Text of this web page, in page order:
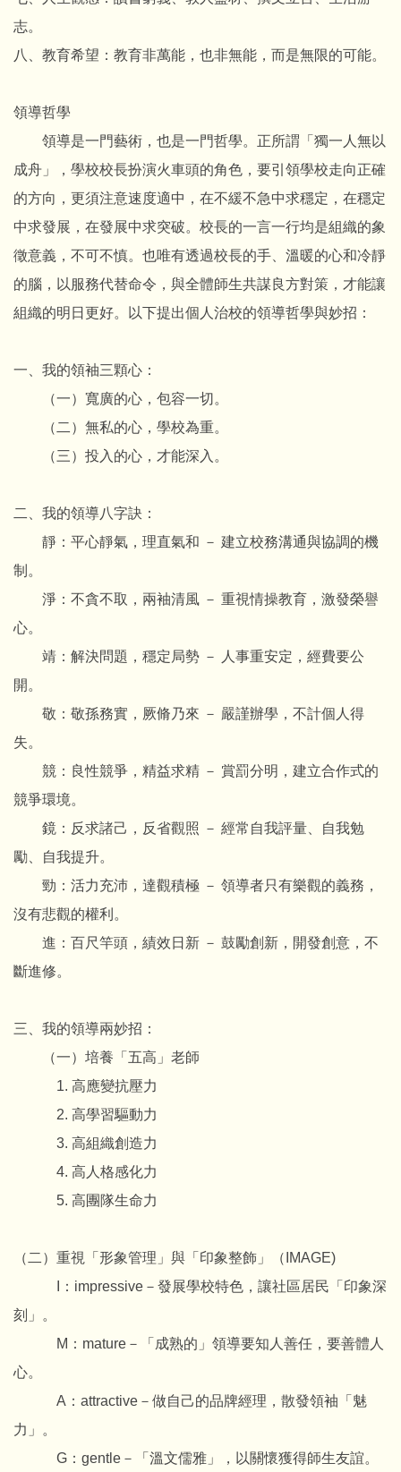
志。
八、教育希望：教育非萬能，也非無能，而是無限的可能。
領導哲學
領導是一門藝術，也是一門哲學。正所謂「獨一人無以
成舟」，學校校長扮演火車頭的角色，要引領學校走向正確
的方向，更須注意速度適中，在不緩不急中求穩定，在穩定
中求發展，在發展中求突破。校長的一言一行均是組織的象
徵意義，不可不慎。也唯有透過校長的手、溫暖的心和冷靜
的腦，以服務代替命令，與全體師生共謀良方對策，才能讓
組織的明日更好。以下提出個人治校的領導哲學與妙招：
一、我的領袖三顆心：
（一）寬廣的心，包容一切。
（二）無私的心，學校為重。
（三）投入的心，才能深入。
二、我的領導八字訣：
靜：平心靜氣，理直氣和 － 建立校務溝通與協調的機
制。
淨：不貪不取，兩袖清風 － 重視情操教育，激發榮譽
心。
靖：解決問題，穩定局勢 － 人事重安定，經費要公
開。
敬：敬孫務實，厥脩乃來 － 嚴謹辦學，不計個人得
失。
競：良性競爭，精益求精 － 賞罰分明，建立合作式的
競爭環境。
鏡：反求諸己，反省觀照 － 經常自我評量、自我勉
勵、自我提升。
勁：活力充沛，達觀積極 － 領導者只有樂觀的義務，
沒有悲觀的權利。
進：百尺竿頭，績效日新 － 鼓勵創新，開發創意，不
斷進修。
三、我的領導兩妙招：
（一）培養「五高」老師
1. 高應變抗壓力
2. 高學習驅動力
3. 高組織創造力
4. 高人格感化力
5. 高團隊生命力
（二）重視「形象管理」與「印象整飾」（IMAGE)
I：impressive－發展學校特色，讓社區居民「印象深
刻」。
M：mature－「成熟的」領導要知人善任，要善體人
心。
A：attractive－做自己的品牌經理，散發領袖「魅
力」。
G：gentle－「溫文儒雅」，以關懷獲得師生友誼。